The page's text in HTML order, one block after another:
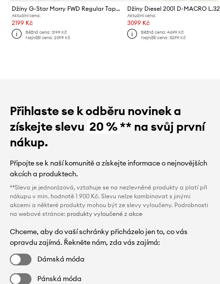
Džíny G-Star Morry FWD Regular Tapered
Aktuální cena:
2199 Kč
Běžná cena:3199 Kč
Nejnižší cena:2399 Kč
Džíny Diesel 2001 D-MACRO L.32
Aktuální cena:
3099 Kč
Běžná cena: 4699 Kč
Nejnižší cena: 3299 Kč
Přihlaste se k odběru novinek a
získejte slevu 20 %** na svůj první
nákup.
Připojte se k naší komunitě a získejte informace o nejnovějších
akcích a produktech.
**Sleva je jednorázová, vztahuje se na nezlevněné produkty a platí při
nákupu v min. hodnotě 1 900 Kč. Slevu nelze kombinovat s jinými
akcemi a některé produkty mohou být ze slevy vyloučeny. Podrobnosti
na webové stránce: produkty vyloučené z akce
Chceme, aby do vaší schránky přicházelo jen to, co vás
opravdu zajímá. Řekněte nám, zda vás zajímá:
Dámská móda
Pánská móda